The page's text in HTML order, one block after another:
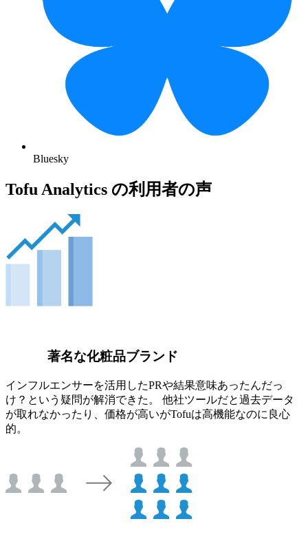
Bluesky
Tofu Analytics の利用者の声
著名な化粧品ブランド
インフルエンサーを活用したPRや結果意味あったんだっ
け？という疑問が解消できた。 他社ツールだと過去データ
が取れなかったり、価格が高いがTofuは高機能なのに良心
的。